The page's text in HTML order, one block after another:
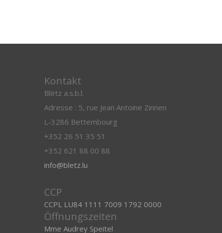
Kontakt
Blëtz a.s.b.l.
Adresse : 5, rue Jean Antoine Zinnen
L-3286 Bettembourg
+352 26 51 35 51
+352 621 88 00 88
info@bletz.lu
CCP
CCPL LU84 1111 7009 1792 0000
Öffnungszeiten
Mme Audrey Speitel